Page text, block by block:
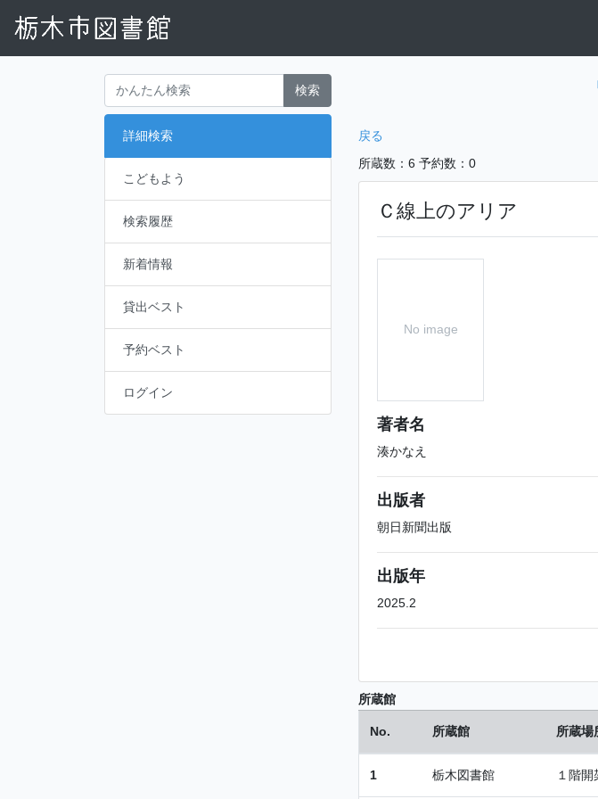
検索
詳細検索
こどもよう
検索履歴
新着情報
貸出ベスト
予約ベスト
ログイン
戻る
所蔵数：6 予約数：0
Ｃ線上のアリア
No image
著者名
湊かなえ
出版者
朝日新聞出版
出版年
2025.2
所蔵館
No. 所蔵館 所蔵場
1 栃木図書館 １階